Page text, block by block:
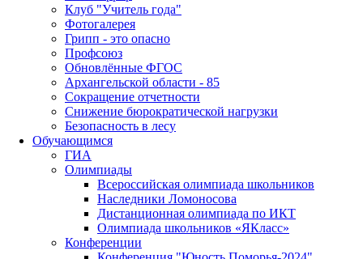
Клуб "Учитель года"
Фотогалерея
Грипп - это опасно
Профсоюз
Обновлённые ФГОС
Архангельской области - 85
Сокращение отчетности
Снижение бюрократической нагрузки
Безопасность в лесу
Обучающимся
ГИА
Олимпиады
Всероссийская олимпиада школьников
Наследники Ломоносова
Дистанционная олимпиада по ИКТ
Олимпиада школьников «ЯКласс»
Конференции